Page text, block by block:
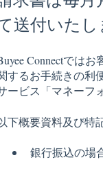
送付いたし
Connectでは
するお手続きの利
ービス「マネーフ
下概要資料及び特
銀行振込の場